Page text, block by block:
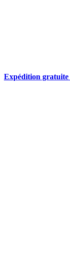
Expédition gratuite